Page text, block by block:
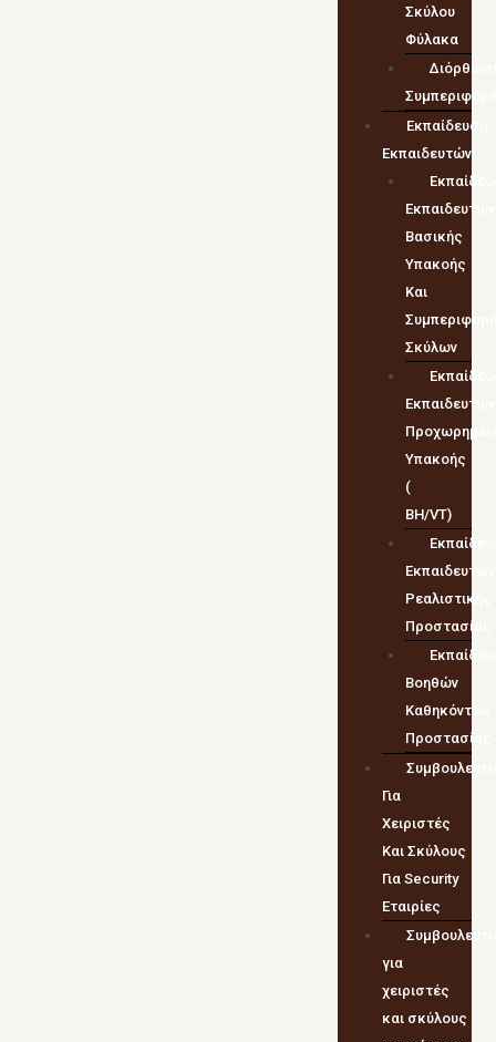
Σκύλου
Φύλακα
Εκπαίδευση
Εκπαιδευτών
Εκπαιδευτών
Βασικής
Υπακοής
Και
Σκύλων
Εκπαιδευτών
Υπακοής
(
BH/VT)
Εκπαιδευτών
Ρεαλιστικής
Προστασίας
Βοηθών
Καθηκόντων
Προστασίας
Για
Χειριστές
Και Σκύλους
Για Security
Εταιρίες
για
χειριστές
και σκύλους